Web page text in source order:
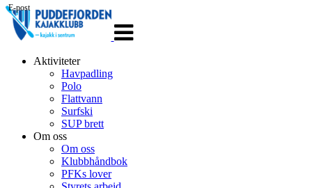
navigasjon
Aktiviteter
Havpadling
Polo
Flattvann
Surfski
SUP brett
Om oss
Om oss
Klubbhåndbok
PFKs lover
E-post